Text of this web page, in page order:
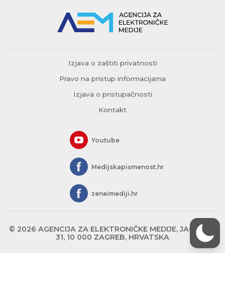
Izjava o zaštiti privatnosti
Pravo na pristup informacijama
Izjava o pristupačnosti
Kontakt
Youtube
Medijskapismenost.hr
zeneimediji.hr
© 2026 AGENCIJA ZA ELEKTRONIČKE MEDIJE, JAGIĆEVA
31, 10 000 ZAGREB, HRVATSKA